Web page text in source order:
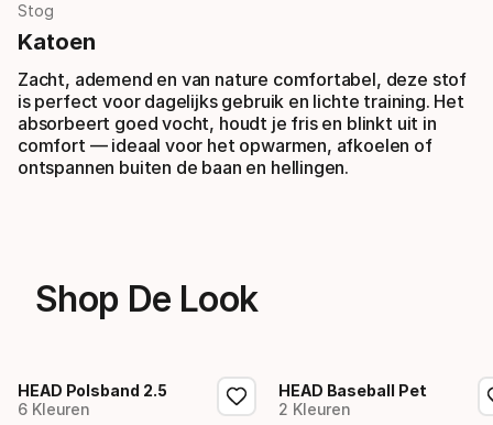
Stog
Katoen
Zacht, ademend en van nature comfortabel, deze stof
is perfect voor dagelijks gebruik en lichte training. Het
absorbeert goed vocht, houdt je fris en blinkt uit in
comfort — ideaal voor het opwarmen, afkoelen of
ontspannen buiten de baan en hellingen.
Shop De Look
HEAD Polsband 2.5
6 Kleuren
HEAD Baseball Pet
2 Kleuren